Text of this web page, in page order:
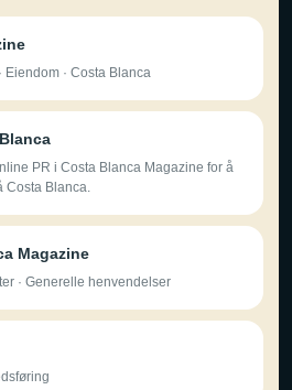
Eiendom · Costa Blanca
PR i Costa Blanca Magazine for å
Blanca.
Magazine
· Generelle henvendelser